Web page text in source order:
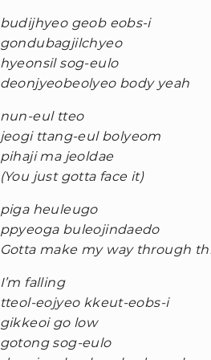
budijhyeo geob eobs-i
gondubagjilchyeo
hyeonsil sog-eulo
deonjyeobeolyeo body yeah
nun-eul tteo
jeogi ttang-eul bolyeom
pihaji ma jeoldae
(You just gotta face it)
piga heuleugo
ppyeoga buleojindaedo
Gotta make my way through
I’m falling
tteol-eojyeo kkeut-eobs-i
gikkeoi go low
gotong sog-eulo